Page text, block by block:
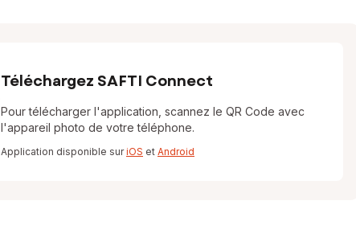
Téléchargez SAFTI Connect
Pour télécharger l'application, scannez le QR Code avec
l'appareil photo de votre téléphone.
Application disponible suriOS et Android